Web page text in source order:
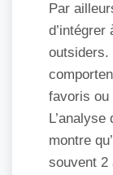
Par
outsiders.
favoris ou
montre
souvent 2